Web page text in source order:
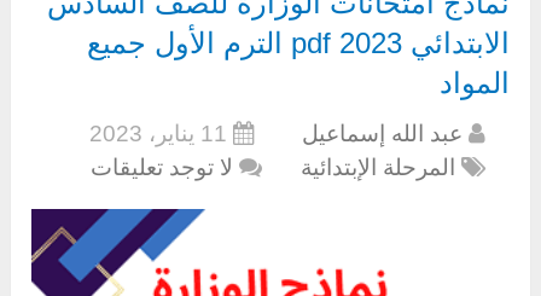
الابتدائي 2023 pdf الترم الأول جميع
المواد
عبد الله إسماعيل
11 يناير، 2023
المرحلة الإبتدائية
لا توجد تعليقات